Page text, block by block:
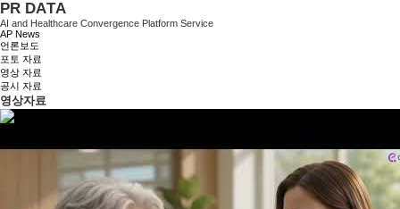
PR DATA
AI and Healthcare Convergence Platform Service
AP News
언론보도
포토 자료
영상 자료
공시 자료
영상자료